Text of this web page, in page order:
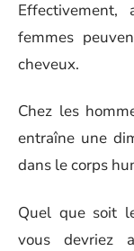
Effectivement,
femmes
cheveux.
Chez les
entraîne une
dans le corps
Quel que soit
vous devriez